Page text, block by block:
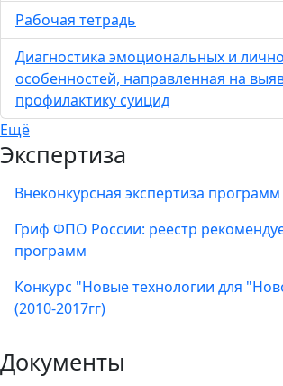
Рабочая тетрадь
Диагностика эмоциональных и
особенностей, направленная на
профилактику суицид
Ещё
Экспертиза
Внеконкурсная экспертиза программ
Гриф ФПО России: реестр
программ
Конкурс "Новые технологии для
(2010-2017гг)
Документы